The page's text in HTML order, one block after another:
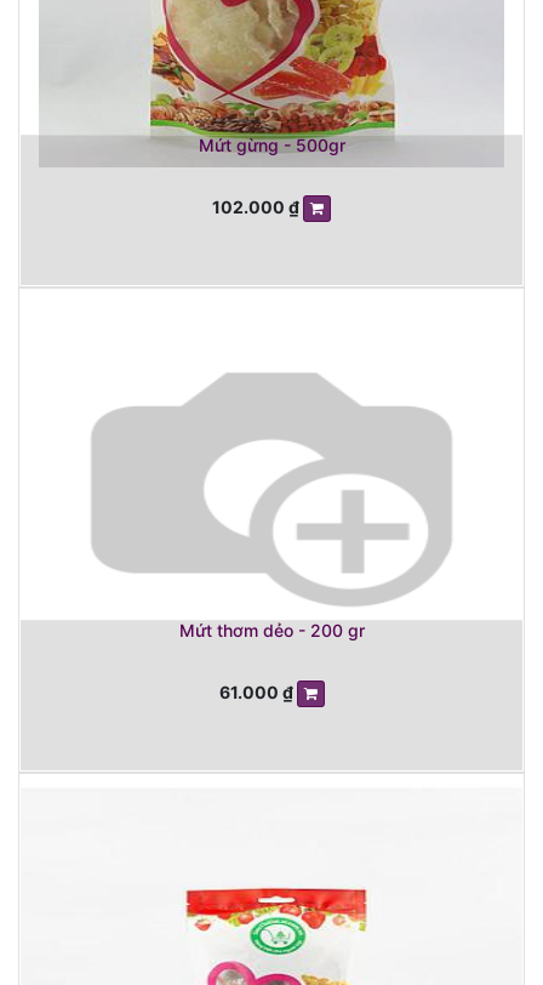
Mứt gừng - 500gr
102.000 ₫
Mứt thơm dẻo - 200 gr
61.000 ₫